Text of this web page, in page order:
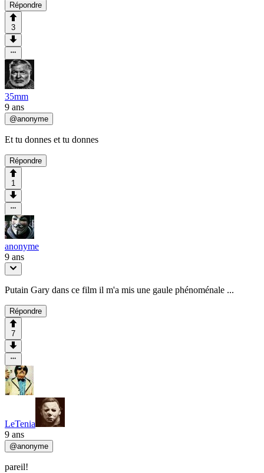
Répondre
3
35mm
9 ans
@anonyme
Et tu donnes et tu donnes
Répondre
1
anonyme
9 ans
Putain Gary dans ce film il m'a mis une gaule phénoménale ...
Répondre
7
LeTenia
9 ans
@anonyme
pareil!